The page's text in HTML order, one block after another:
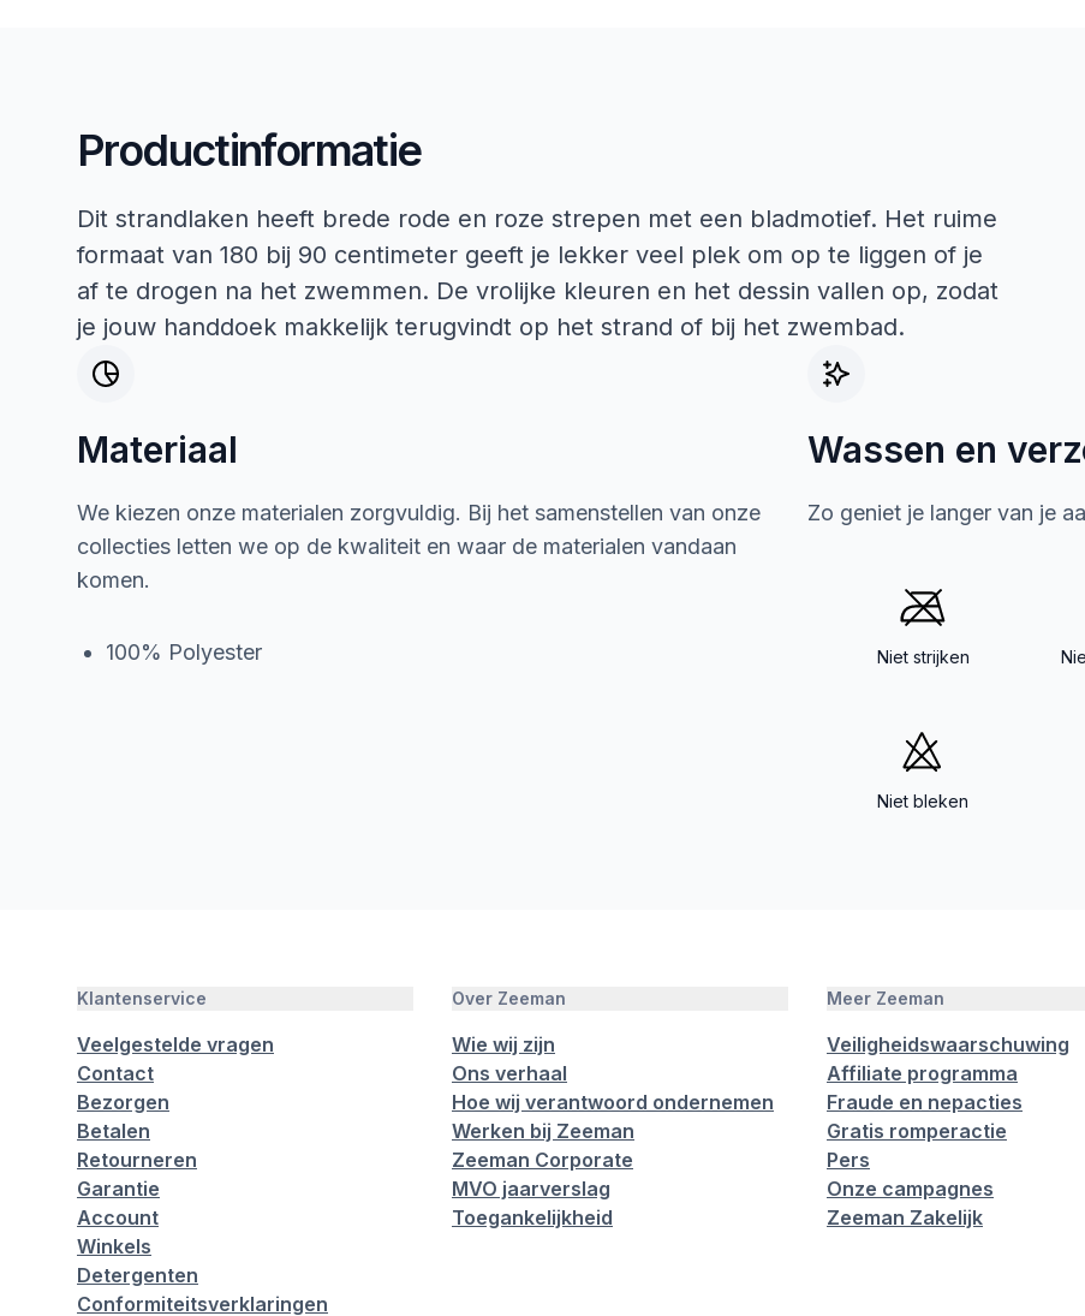
Productinformatie
Dit strandlaken heeft brede rode en roze strepen met een bladmotief. Het ruime
formaat van 180 bij 90 centimeter geeft je lekker veel plek om op te liggen of je
af te drogen na het zwemmen. De vrolijke kleuren en het dessin vallen op, zodat
je jouw handdoek makkelijk terugvindt op het strand of bij het zwembad.
Materiaal
We kiezen onze materialen zorgvuldig. Bij het samenstellen van onze
collecties letten we op de kwaliteit en waar de materialen vandaan
komen.
100% Polyester
Wassen en
Zo geniet je langer van je
Niet strijken
Niet bleken
Klantenservice
Veelgestelde vragen
Contact
Bezorgen
Betalen
Retourneren
Garantie
Account
Winkels
Detergenten
Conformiteitsverklaringen
Over Zeeman
Wie wij zijn
Ons verhaal
Hoe wij verantwoord ondernemen
Werken bij Zeeman
Zeeman Corporate
MVO jaarverslag
Toegankelijkheid
Meer Zeeman
Veiligheidswaarschuwing
Affiliate programma
Fraude en nepacties
Gratis romperactie
Pers
Onze campagnes
Zeeman Zakelijk